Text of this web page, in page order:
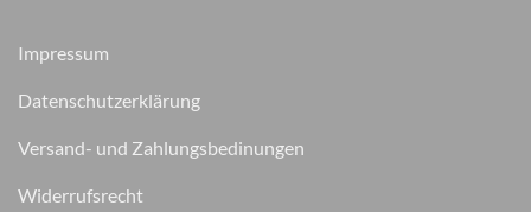
Impressum
Datenschutzerklärung
Versand- und Zahlungsbedinungen
Widerrufsrecht